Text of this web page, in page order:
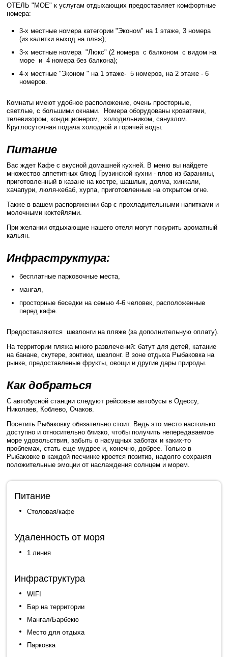
ОТЕЛЬ "МОЕ" к услугам отдыхающих предоставляет комфортные
номера:
3-х местные номера категории "Эконом" на 1 этаже, 3 номера
(из калитки выход на пляж);
3-х местные номера "Люкс" (2 номера с балконом с видом на
море и 4 номера без балкона);
4-х местные "Эконом " на 1 этаже- 5 номеров, на 2 этаже - 6
номеров.
Комнаты имеют удобное расположение, очень просторные,
светлые, с большими окнами. Номера оборудованы кроватями,
телевизором, кондиционером, холодильником, санузлом.
Круглосуточная подача холодной и горячей воды.
Питание
Вас ждет Кафе с вкусной домашней кухней. В меню вы найдете
множество аппетитных блюд Грузинской кухни - плов из баранины,
приготовленный в казане на костре, шашлык, долма, хинкали,
хачапури, люля-кебаб, хурпа, приготовленные на открытом огне.
Также в вашем распоряжении бар с прохладительными напитками и
молочными коктейлями.
При желании отдыхающие нашего отеля могут покурить ароматный
кальян.
Инфраструктура:
бесплатные парковочные места,
мангал,
просторные беседки на семью 4-6 человек, расположенные
перед кафе.
Предоставляются шезлонги на пляже (за дополнительную оплату).
На территории пляжа много развлечений: батут для детей, катание
на банане, скутере, зонтики, шезлонг. В зоне отдыха Рыбаковка на
рынке, предоставленые фрукты, овощи и другие дары природы.
Как добраться
С автобусной станции следуют рейсовые автобусы в Одессу,
Николаев, Коблево, Очаков.
Посетить Рыбаковку обязательно стоит. Ведь это место настолько
доступно и относительно близко, чтобы получить непередаваемое
море удовольствия, забыть о насущных заботах и каких-то
проблемах, стать еще мудрее и, конечно, добрее. Только в
Рыбаковке в каждой песчинке кроется позитив, надолго сохраняя
положительные эмоции от наслаждения солнцем и морем.
Питание
Столовая/кафе
Удаленность от моря
1 линия
Инфраструктура
WIFI
Бар на территории
Мангал/Барбекю
Место для отдыха
Парковка